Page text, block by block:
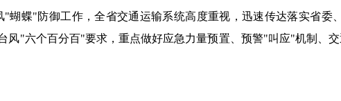
"蝴蝶"防御工作，全省交通运输系统高度重视，迅速传达落实省委
风"六个百分百"要求，重点做好应急力量预置、预警"叫应"机制、